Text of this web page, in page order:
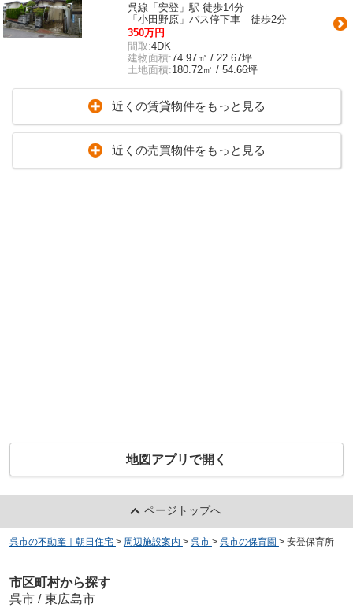
呉線「安登」駅 徒歩14分
「小田野原」バス停下車 徒歩2分
350万円
間取:4DK
建物面積:74.97㎡ / 22.67坪
土地面積:180.72㎡ / 54.66坪
近くの賃貸物件をもっと見る
近くの売買物件をもっと見る
地図アプリで開く
ページトップへ
呉市の不動産｜朝日住宅 > 周辺施設案内 > 呉市 > 呉市の保育園 > 安登保育所
市区町村から探す
呉市 / 東広島市